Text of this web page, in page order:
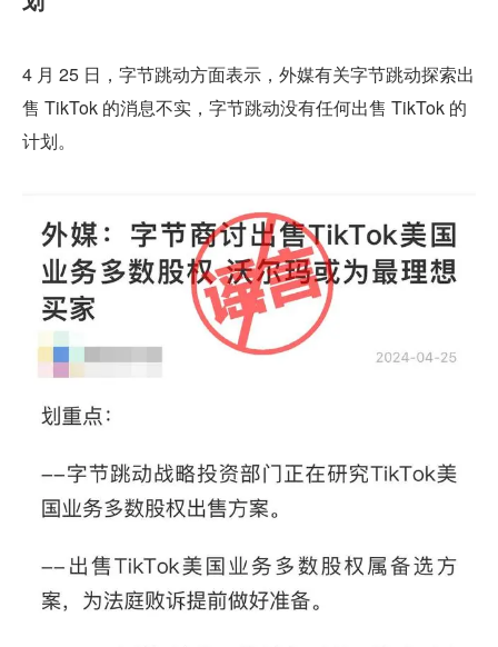
4 月 25 日，字节跳动方面表示，外媒有关字节跳动探索出
售 TikTok 的消息不实，字节跳动没有任何出售 TikTok 的
计划。